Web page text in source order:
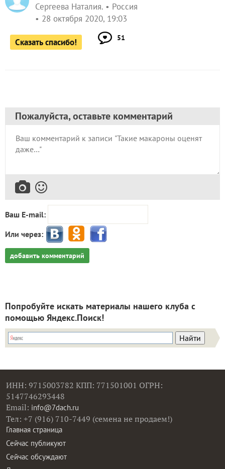
Сергеева Наталия.
Россия
28 октября 2020, 19:03
Сказать спасибо! 51
Пожалуйста, оставьте комментарий
Ваш E-mail:
Или через:
добавить комментарий
Попробуйте искать материалы нашего клуба с
помощью Яндекс.Поиск!
ИНН: 9715003782 КПП: 771501001 ОГРН:
5147746293448
Email: info@7dach.ru
Тел: +7 (916) 710-7449 (семена не продаем!)
Главная страница
Сейчас публикуют
Сейчас обсуждают